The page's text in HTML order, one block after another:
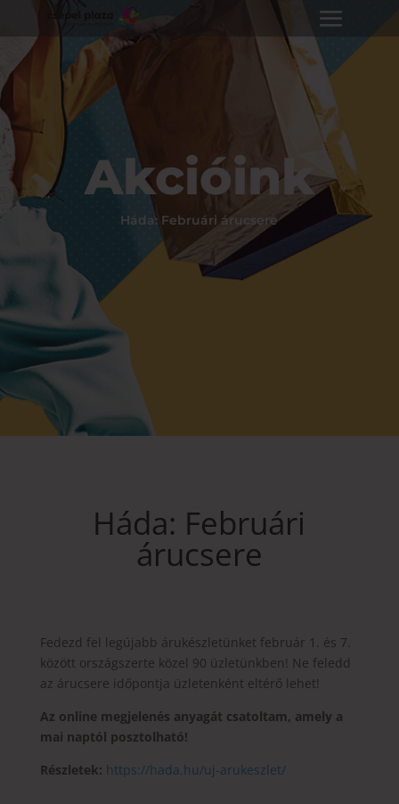
Akcióink
Háda: Februári árucsere
Háda: Februári
árucsere
Fedezd fel legújabb árukészletünket február 1. és 7.
között országszerte közel 90 üzletünkben! Ne feledd
az árucsere időpontja üzletenként eltérő lehet!
Az online megjelenés anyagát csatoltam, amely a
mai naptól posztolható!
Részletek: https://hada.hu/uj-arukeszlet/